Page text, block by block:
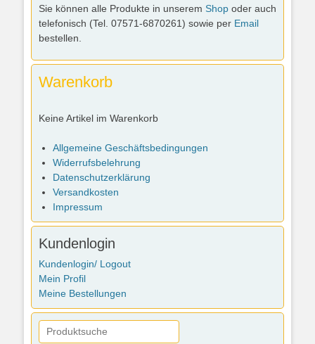
Sie können alle Produkte in unserem Shop oder auch
telefonisch (Tel. 07571-6870261) sowie per Email
bestellen.
Warenkorb
Keine Artikel im Warenkorb
Allgemeine Geschäftsbedingungen
Widerrufsbelehrung
Datenschutzerklärung
Versandkosten
Impressum
Kundenlogin
Kundenlogin/ Logout
Mein Profil
Meine Bestellungen